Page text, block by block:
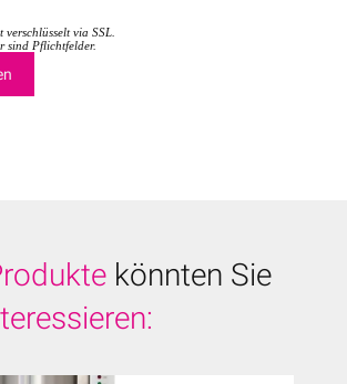
via SSL.
sind Pflichtfelder.
könnten Sie